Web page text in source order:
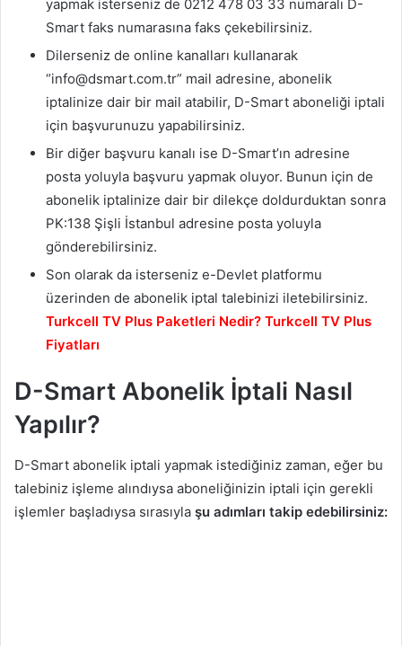
yapmak isterseniz de 0212 478 03 33 numaralı D-
Smart faks numarasına faks çekebilirsiniz.
Dilerseniz de online kanalları kullanarak
“info@dsmart.com.tr” mail adresine, abonelik
iptalinize dair bir mail atabilir, D-Smart aboneliği iptali
için başvurunuzu yapabilirsiniz.
Bir diğer başvuru kanalı ise D-Smart’ın adresine
posta yoluyla başvuru yapmak oluyor. Bunun için de
abonelik iptalinize dair bir dilekçe doldurduktan sonra
PK:138 Şişli İstanbul adresine posta yoluyla
gönderebilirsiniz.
Son olarak da isterseniz e-Devlet platformu
üzerinden de abonelik iptal talebinizi iletebilirsiniz.
Turkcell TV Plus Paketleri Nedir? Turkcell TV Plus
Fiyatları
D-Smart Abonelik İptali Nasıl
Yapılır?
D-Smart abonelik iptali yapmak istediğiniz zaman, eğer bu
talebiniz işleme alındıysa aboneliğinizin iptali için gerekli
işlemler başladıysa sırasıyla şu adımları takip edebilirsiniz: